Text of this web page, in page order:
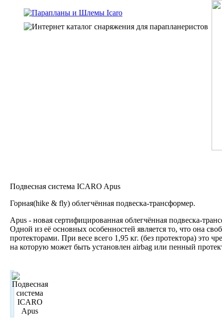
Подвесная система ICARO Apus
Горная(hike & fly) облегчённая подвеска-трансформер.
Apus - новая сертифицированная облегчённая подвеска-
Одной из её основных особенностей является то, что она
протекторами. При весе всего 1,95 кг. (без протектора) это
на которую может быть установлен airbag или пенный